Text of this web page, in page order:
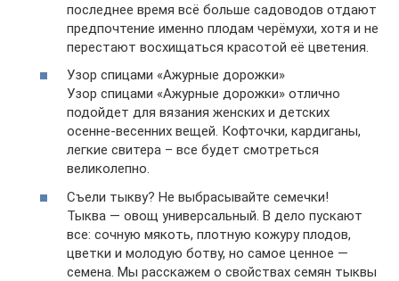
последнее время всё больше садоводов отдают
предпочтение именно плодам черёмухи, хотя и не
перестают восхищаться красотой её цветения.
Узор спицами «Ажурные дорожки»
Узор спицами «Ажурные дорожки» отлично
подойдет для вязания женских и детских
осенне-весенних вещей. Кофточки, кардиганы,
легкие свитера – все будет смотреться
великолепно.
Съели тыкву? Не выбрасывайте семечки!
Тыква — овощ универсальный. В дело пускают
все: сочную мякоть, плотную кожуру плодов,
цветки и молодую ботву, но самое ценное —
семена. Мы расскажем о свойствах семян тыквы